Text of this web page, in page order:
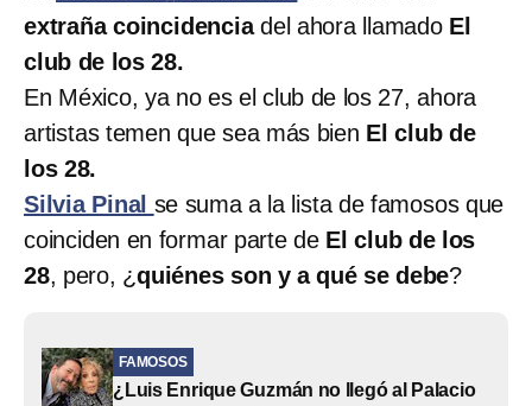
extraña coincidenciadel ahora llamado El
club de los 28.
En México, ya no es el club de los 27, ahora
artistas temen que sea más bien El club de
los 28.
Silvia Pinal se suma a la lista de famosos que
coinciden en formar parte de El club de los
28, pero, ¿quiénes son y a qué se debe?
FAMOSOS
¿Luis Enrique Guzmán no llegó al Palacio